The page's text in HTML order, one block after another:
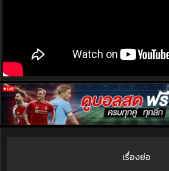
เรื่องย่อ